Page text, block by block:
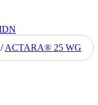
/ ACTARA® 25 WG